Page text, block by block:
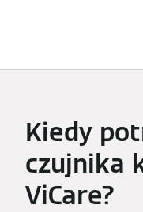
Kiedy
czujnika
ViCare?